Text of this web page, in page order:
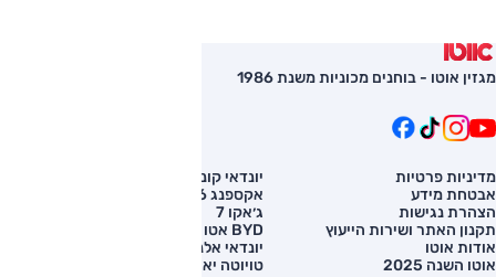
מגזין אוטו - בוחנים מכוניות משנת 1986
מדיניות פרטיות
אבטחת מידע
הצהרת נגישות
תקנון האתר ושירות הייעוץ
אודות אוטו
אוטו השנה 2025
יונדאי קונה
אקספנג G6
ג׳אקו 7
BYD אטו 3
יונדאי אלנטרה
טויוטה יאריס קרוס